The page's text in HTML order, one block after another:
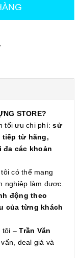
STORE?
tối ưu chi phí:sử
tiếp từ hãng,
đa các khoản
có thể mang
nghiệp làm được.
động theo
của từng khách
tôi –Trần Văn
deal giá và